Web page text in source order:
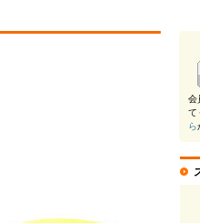
会
て
ら